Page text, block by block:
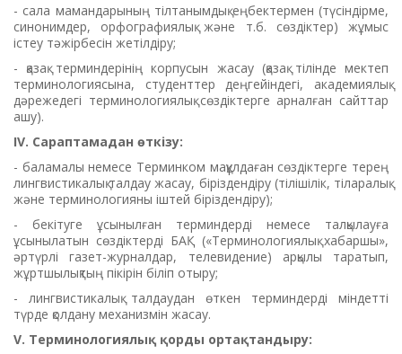
- сала мамандарының тілтанымдық еңбектермен (түсіндірме,
синонимдер, орфографиялық және т.б. сөздіктер) жұмыс
істеу тәжірбесін жетілдіру;
- қазақ терминдерінің корпусын жасау (қазақ тілінде мектеп
терминологиясына, студенттер деңгейіндегі, академиялық
дәрежедегі терминологиялық сөздіктерге арналған сайттар
ашу).
IV. Сараптамадан өткізу:
- баламалы немесе Терминком мақұлдаған сөздіктерге терең
лингвистикалық талдау жасау, біріздендіру (тілішілік, тіларалық
және терминологияны іштей біріздендіру);
- бекітуге ұсынылған терминдерді немесе талқылауға
ұсынылатын сөздіктерді БАҚ («Терминологиялық хабаршы»,
әртүрлі газет-журналдар, телевидение) арқылы таратып,
жұртшылықтың пікірін біліп отыру;
- лингвистикалық талдаудан өткен терминдерді міндетті
түрде қолдану механизмін жасау.
V. Терминологиялық қорды ортақтандыру: